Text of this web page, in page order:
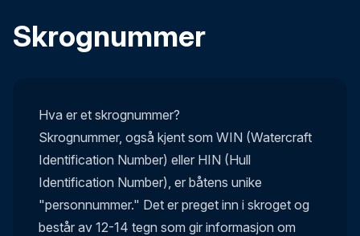
Skrognummer
Hva er et skrognummer?
Skrognummer, også kjent som WIN (Watercraft
Identification Number) eller HIN (Hull
Identification Number), er båtens unike
"personnummer." Det er preget inn i skroget og
består av 12-14 tegn som gir informasjon om